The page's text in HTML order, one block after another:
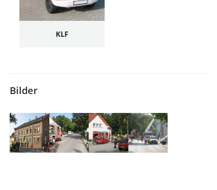
KLF
Bilder